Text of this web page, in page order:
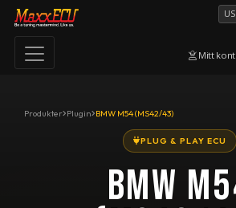
Mitt
Produkter Plugin BMW M54 (MS42/43)
PLUG & PLAY ECU
BMW